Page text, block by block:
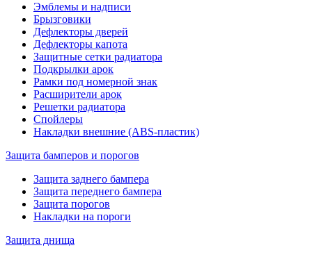
Эмблемы и надписи
Брызговики
Дефлекторы дверей
Дефлекторы капота
Защитные сетки радиатора
Подкрылки арок
Рамки под номерной знак
Расширители арок
Решетки радиатора
Спойлеры
Накладки внешние (ABS-пластик)
Защита бамперов и порогов
Защита заднего бампера
Защита переднего бампера
Защита порогов
Накладки на пороги
Защита днища